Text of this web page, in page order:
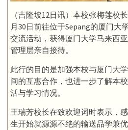
（吉隆坡12日讯）本校张梅莲校
月30日前往位于Sepang的厦门大
交流活动，获得厦门大学马来西
管理层亲自接待。
此行的目的是加强本校与厦门大
间的互惠合作，也进一步了解本
活与学习情况。
王瑞芳校长在致欢迎词时表示，
生开始就源源不绝的输送品学兼